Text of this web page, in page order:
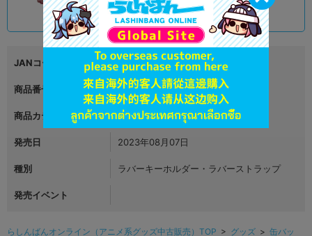
在庫あり 790円 税込
JANコード 4570148081330
商品番号 L06333053
商品カテゴリ グッズ
発売日 2023年08月07日
種別 ラバーキーホルダー・ラバーストラップ
発売イベント
らしんばんオンライン（アニメ系グッズ中古販売）TOP > グッズ > 缶バッ